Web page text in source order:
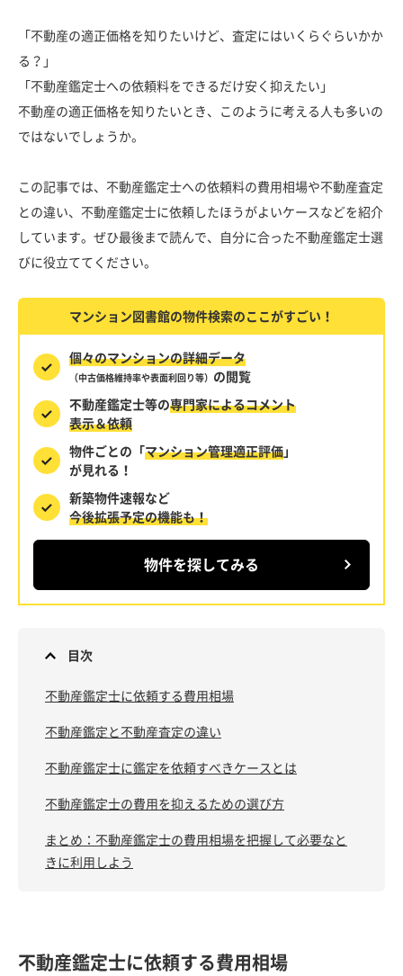
「不動産の適正価格を知りたいけど、査定にはいくらぐらいかか
る？」
「不動産鑑定士への依頼料をできるだけ安く抑えたい」
不動産の適正価格を知りたいとき、このように考える人も多いの
ではないでしょうか。
この記事では、不動産鑑定士への依頼料の費用相場や不動産査定
との違い、不動産鑑定士に依頼したほうがよいケースなどを紹介
しています。ぜひ最後まで読んで、自分に合った不動産鑑定士選
びに役立ててください。
マンション図書館の物件検索のここがすごい！
個々のマンションの詳細データ
（中古価格維持率や表面利回り等） の閲覧
不動産鑑定士等の専門家によるコメント
表示＆依頼
物件ごとの「マンション管理適正評価」
が見れる！
新築物件速報など
今後拡張予定の機能も！
物件を探してみる
目次
不動産鑑定士に依頼する費用相場
不動産鑑定と不動産査定の違い
不動産鑑定士に鑑定を依頼すべきケースとは
不動産鑑定士の費用を抑えるための選び方
まとめ：不動産鑑定士の費用相場を把握して必要なと
きに利用しよう
不動産鑑定士に依頼する費用相場